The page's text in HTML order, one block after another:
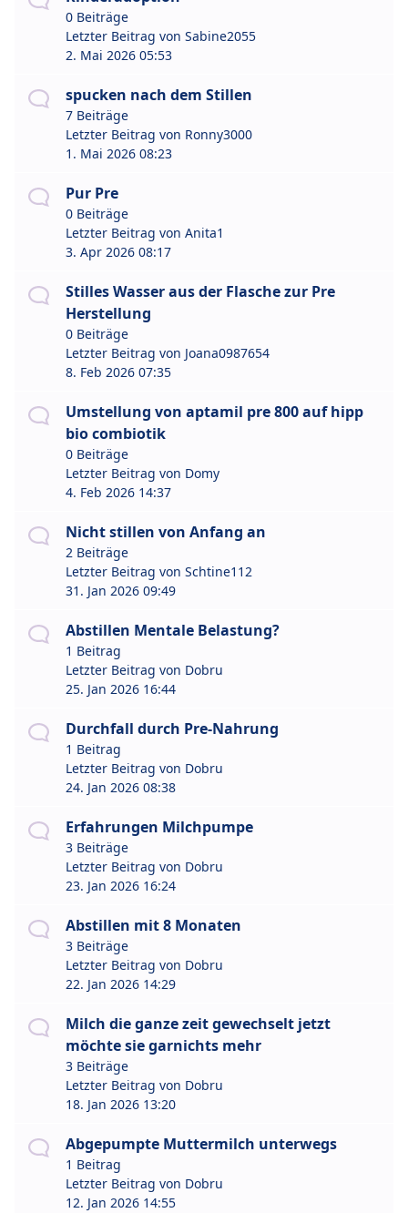
0 Beiträge
Letzter Beitrag von Sabine2055
2. Mai 2026 05:53
spucken nach dem Stillen
7 Beiträge
Letzter Beitrag von Ronny3000
1. Mai 2026 08:23
Pur Pre
0 Beiträge
Letzter Beitrag von Anita1
3. Apr 2026 08:17
Stilles Wasser aus der Flasche zur Pre
Herstellung
0 Beiträge
Letzter Beitrag von Joana0987654
8. Feb 2026 07:35
Umstellung von aptamil pre 800 auf hipp
bio combiotik
0 Beiträge
Letzter Beitrag von Domy
4. Feb 2026 14:37
Nicht stillen von Anfang an
2 Beiträge
Letzter Beitrag von Schtine112
31. Jan 2026 09:49
Abstillen Mentale Belastung?
1 Beitrag
Letzter Beitrag von Dobru
25. Jan 2026 16:44
Durchfall durch Pre-Nahrung
1 Beitrag
Letzter Beitrag von Dobru
24. Jan 2026 08:38
Erfahrungen Milchpumpe
3 Beiträge
Letzter Beitrag von Dobru
23. Jan 2026 16:24
Abstillen mit 8 Monaten
3 Beiträge
Letzter Beitrag von Dobru
22. Jan 2026 14:29
Milch die ganze zeit gewechselt jetzt
möchte sie garnichts mehr
3 Beiträge
Letzter Beitrag von Dobru
18. Jan 2026 13:20
Abgepumpte Muttermilch unterwegs
1 Beitrag
Letzter Beitrag von Dobru
12. Jan 2026 14:55